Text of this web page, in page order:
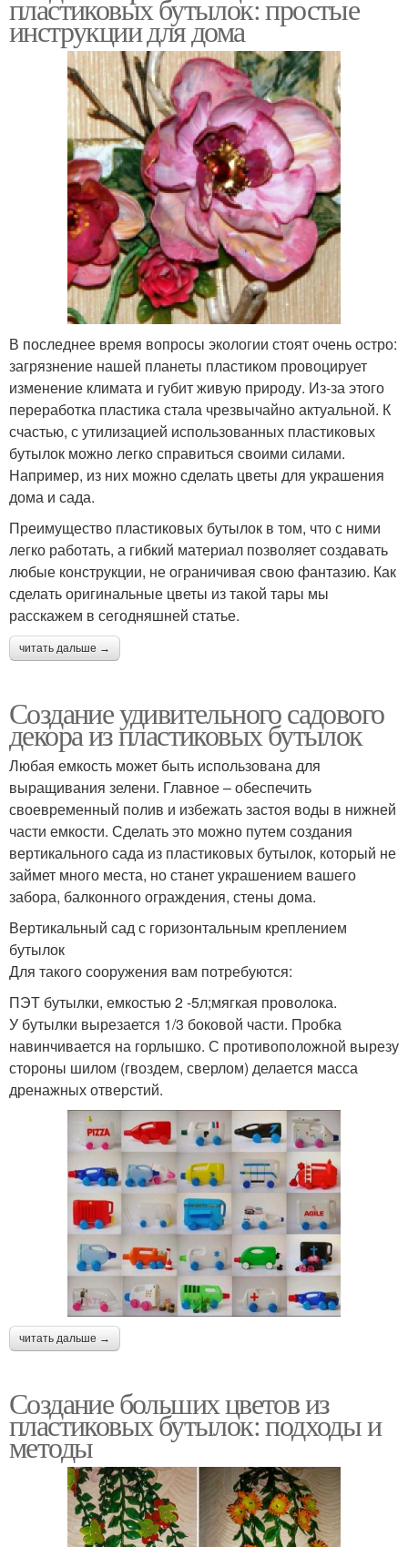
пластиковых бутылок: простые
инструкции для дома
В последнее время вопросы экологии стоят очень остро:
загрязнение нашей планеты пластиком провоцирует
изменение климата и губит живую природу. Из-за этого
переработка пластика стала чрезвычайно актуальной. К
счастью, с утилизацией использованных пластиковых
бутылок можно легко справиться своими силами.
Например, из них можно сделать цветы для украшения
дома и сада.
Преимущество пластиковых бутылок в том, что с ними
легко работать, а гибкий материал позволяет создавать
любые конструкции, не ограничивая свою фантазию. Как
сделать оригинальные цветы из такой тары мы
расскажем в сегодняшней статье.
читать дальше →
Создание удивительного садового
декора из пластиковых бутылок
Любая емкость может быть использована для
выращивания зелени. Главное – обеспечить
своевременный полив и избежать застоя воды в нижней
части емкости. Сделать это можно путем создания
вертикального сада из пластиковых бутылок, который не
займет много места, но станет украшением вашего
забора, балконного ограждения, стены дома.
Вертикальный сад с горизонтальным креплением
бутылок
Для такого сооружения вам потребуются:
ПЭТ бутылки, емкостью 2 -5л;мягкая проволока.
У бутылки вырезается 1/3 боковой части. Пробка
навинчивается на горлышко. С противоположной вырезу
стороны шилом (гвоздем, сверлом) делается масса
дренажных отверстий.
читать дальше →
Создание больших цветов из
пластиковых бутылок: подходы и
методы